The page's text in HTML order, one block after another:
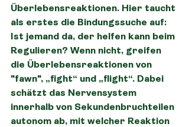
Überlebensreaktionen. Hier taucht
als erstes die Bindungssuche auf:
Ist jemand da, der helfen kann beim
Regulieren? Wenn nicht, greifen
die Überlebensreaktionen von
"fawn", „fight“ und „flight“. Dabei
schätzt das Nervensystem
innerhalb von Sekundenbruchteilen
autonom ab, mit welcher Reaktion